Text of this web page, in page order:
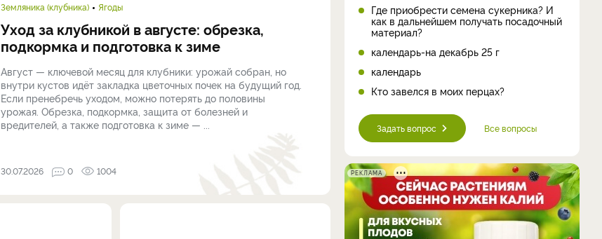
Земляника (клубника) Ягоды
Уход за клубникой в августе: обрезка,
подкормка и подготовка к зиме
Август — ключевой месяц для клубники: урожай собран, но
внутри кустов идёт закладка цветочных почек на будущий год.
Если пренебречь уходом, можно потерять до половины
урожая. Обрезка, подкормка, защита от болезней и
вредителей, а также подготовка к зиме — ...
30.07.2026 0 1004
Где приобрести семена сукерника? И
как в дальнейшем получать посадочный
материал?
календарь-на декабрь 25 г
календарь
Кто завелся в моих перцах?
Задать вопрос Все вопросы
РЕКЛАМА